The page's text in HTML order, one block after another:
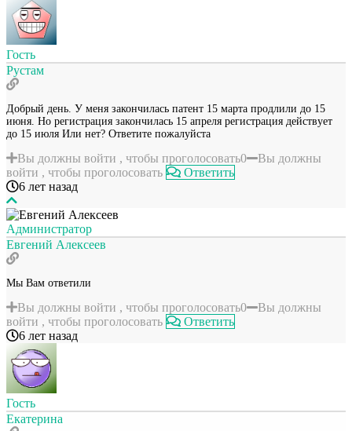
Гость
Рустам
Добрый день. У меня закончилась патент 15 марта продлили до 15
июня. Но регистрация закончилась 15 апреля регистрация действует
до 15 июля Или нет? Ответите пожалуйста
Вы должны войти , чтобы проголосовать0
Вы должны
войти , чтобы проголосовать
Ответить
6 лет назад
Администратор
Евгений Алексеев
Мы Вам ответили
Вы должны войти , чтобы проголосовать0
Вы должны
войти , чтобы проголосовать
Ответить
6 лет назад
Гость
Екатерина